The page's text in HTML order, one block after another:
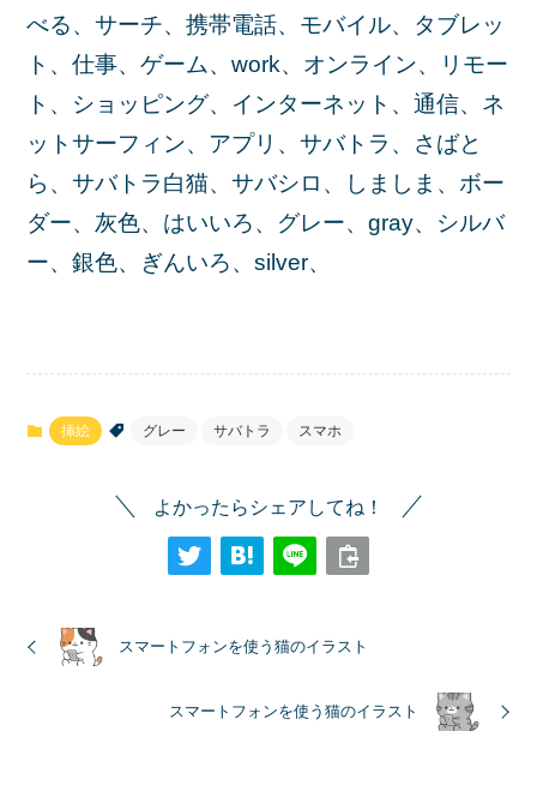
べる、サーチ、携帯電話、モバイル、タブレッ
ト、仕事、ゲーム、work、オンライン、リモー
ト、ショッピング、インターネット、通信、ネ
ットサーフィン、アプリ、サバトラ、さばと
ら、サバトラ白猫、サバシロ、しましま、ボー
ダー、灰色、はいいろ、グレー、gray、シルバ
ー、銀色、ぎんいろ、silver、
挿絵 グレー サバトラ スマホ
よかったらシェアしてね！
スマートフォンを使う猫のイラスト
スマートフォンを使う猫のイラスト